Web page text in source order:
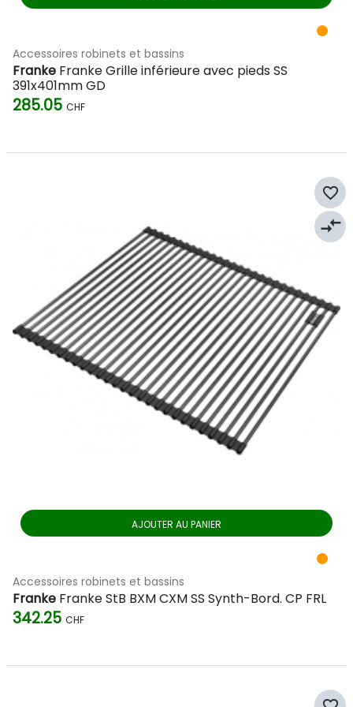
Accessoires robinets et bassins
Franke Franke Grille inférieure avec pieds SS
391x401mm GD
285.05 CHF
AJOUTER AU PANIER
Accessoires robinets et bassins
Franke Franke StB BXM CXM SS Synth-Bord. CP FRL
342.25 CHF
favorite_border
compare_arrows